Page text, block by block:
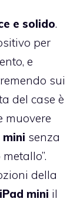
e solido.
per
e
sui
del case è
muovere
mini senza
della
mini il